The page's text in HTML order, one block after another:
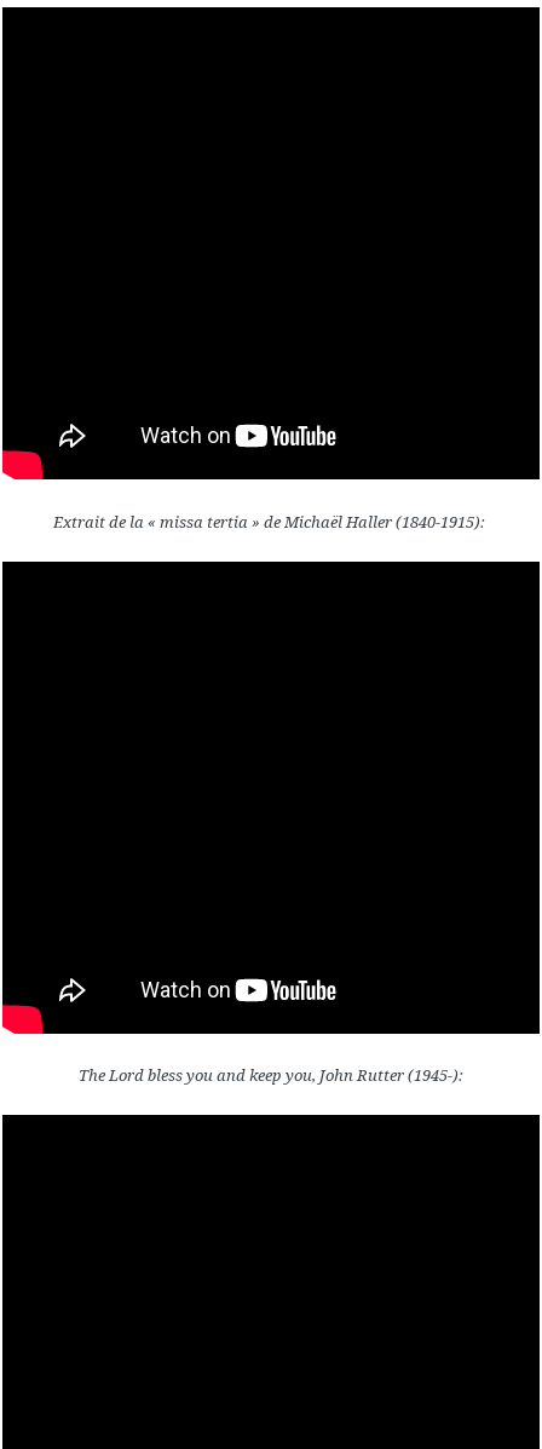
Extrait de la « missa tertia » de Michaël Haller (1840-1915):
The Lord bless you and keep you, John Rutter (1945-):